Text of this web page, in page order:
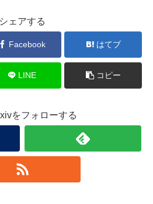
シェアする
Facebook はてブ
LINE コピー
をフォローする